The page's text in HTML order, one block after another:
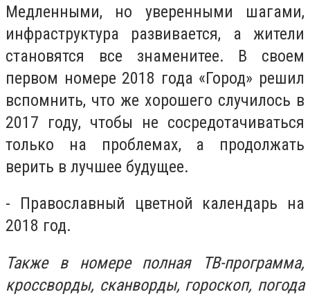
Медленными, но уверенными шагами,
инфраструктура развивается, а жители
становятся все знаменитее. В своем
первом номере 2018 года «Город» решил
вспомнить, что же хорошего случилось в
2017 году, чтобы не сосредотачиваться
только на проблемах, а продолжать
верить в лучшее будущее.
- Православный цветной календарь на
2018 год.
Также в номере полная ТВ-программа,
кроссворды, сканворды, гороскоп, погода